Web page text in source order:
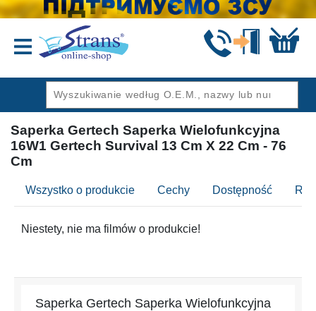
Saperka Gertech Saperka Wielofunkcyjna
16W1 Gertech Survival 13 Cm X 22 Cm - 76
Cm
Wszystko o produkcie Cechy Dostępność
Niestety, nie ma filmów o produkcie!
Saperka Gertech Saperka Wielofunkcyjna